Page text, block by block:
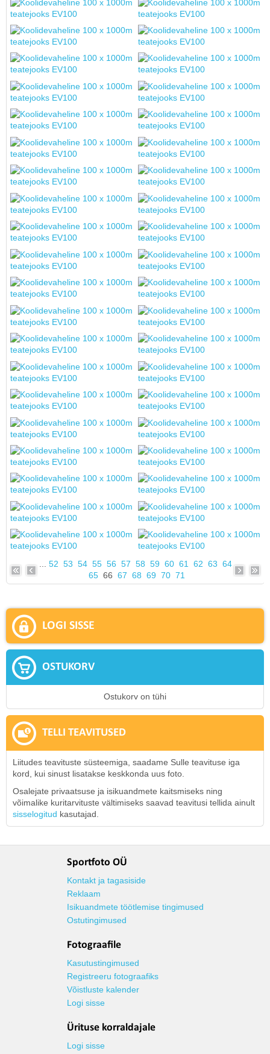
52 53 54 55 56 57 58 59 60 61 62 63 64
65 66 67 68 69 70 71
LOGI SISSE
OSTUKORV
Ostukorv on tühi
TELLI TEAVITUSED
Liitudes teavituste süsteemiga, saadame Sulle teavituse iga
kord, kui sinust lisatakse keskkonda uus foto.
Osalejate privaatsuse ja isikuandmete kaitsmiseks ning
võimalike kuritarvituste vältimiseks saavad teavitusi tellida ainult
sisselogitud kasutajad.
Sportfoto OÜ
Kontakt ja tagasiside
Reklaam
Isikuandmete töötlemise tingimused
Ostutingimused
Fotograafile
Kasutustingimused
Registreeru fotograafiks
Võistluste kalender
Logi sisse
Ürituse korraldajale
Logi sisse